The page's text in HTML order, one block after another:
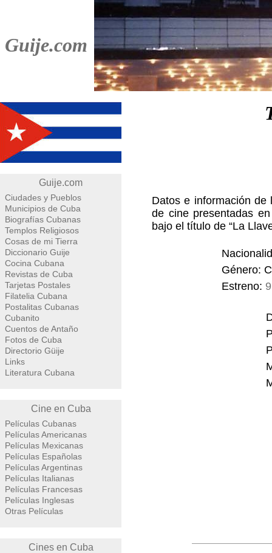
Guije.com
Guije.com
Ciudades y Pueblos
Municipios de Cuba
Biografías Cubanas
Templos Religiosos
Cosas de mi Tierra
Diccionario Guije
Cocina Cubana
Revistas de Cuba
Tarjetas Postales
Filatelia Cubana
Postalitas Cubanas
Cubanito
Cuentos de Antaño
Fotos de Cuba
Directorio Güije
Links
Literatura Cubana
Cine en Cuba
Películas Cubanas
Películas Americanas
Películas Mexicanas
Películas Españolas
Películas Argentinas
Películas Italianas
Películas Francesas
Películas Inglesas
Otras Películas
Cines en Cuba
Datos e información de
de cine presentadas
bajo el título de “La
Género:
Estreno: